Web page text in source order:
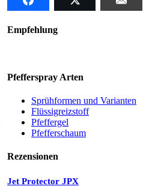
Empfehlung
Pfefferspray Arten
Sprühformen und Varianten
Flüssigreizstoff
Pfeffergel
Pfefferschaum
Rezensionen
Jet Protector JPX